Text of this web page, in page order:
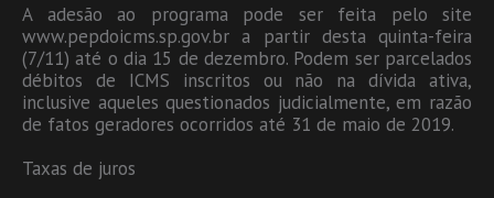
A adesão ao programa pode ser feita pelo site
www.pepdoicms.sp.gov.br a partir desta quinta-feira
(7/11) até o dia 15 de dezembro. Podem ser parcelados
débitos de ICMS inscritos ou não na dívida ativa,
inclusive aqueles questionados judicialmente, em razão
de fatos geradores ocorridos até 31 de maio de 2019.
Taxas de juros